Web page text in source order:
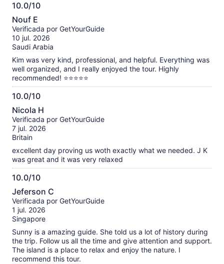
10.0/10
10.0
de
10
Nouf E
Verificada por GetYourGuide
10 jul. 2026
Saudi Arabia
Kim was very kind, professional, and helpful. Everything was
well organized, and I really enjoyed the tour. Highly
recommended! ⭐⭐⭐⭐⭐
10.0/10
10.0
de
10
Nicola H
Verificada por GetYourGuide
7 jul. 2026
Britain
excellent day proving us woth exactly what we needed. J K
was great and it was very relaxed
10.0/10
10.0
de
10
Jeferson C
Verificada por GetYourGuide
1 jul. 2026
Singapore
Sunny is a amazing guide. She told us a lot of history during
the trip. Follow us all the time and give attention and support.
The island is a place to relax and enjoy the nature. I
recommend this tour.